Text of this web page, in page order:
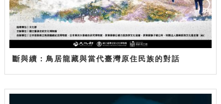
斷與續：鳥居龍藏與當代臺灣原住民族的對話